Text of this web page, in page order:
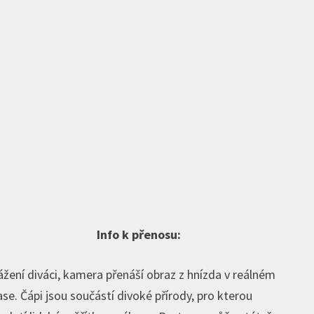
Info k přenosu:
diváci, kamera přenáší obraz z hnízda v reálném
Čápi jsou součástí divoké přírody, pro kterou